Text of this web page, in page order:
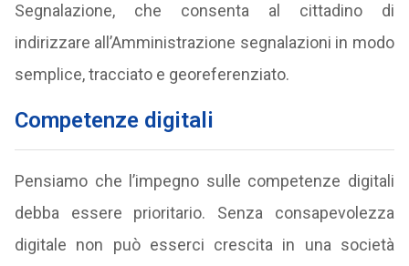
Segnalazione, che consenta al cittadino di
indirizzare all’Amministrazione segnalazioni in modo
semplice, tracciato e georeferenziato.
Competenze digitali
Pensiamo che l’impegno sulle competenze digitali
debba essere prioritario. Senza consapevolezza
digitale non può esserci crescita in una società